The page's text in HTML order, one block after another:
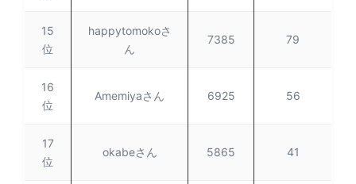
15
位
happytomokoさ
ん
7385 79
16
位
Amemiyaさん 6925 56
17
位
okabeさん 5865 41